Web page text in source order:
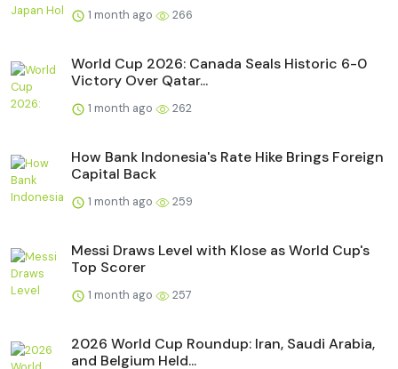
1 month ago 266
World Cup 2026: Canada Seals Historic 6-0
Victory Over Qatar...
1 month ago 262
How Bank Indonesia's Rate Hike Brings Foreign
Capital Back
1 month ago 259
Messi Draws Level with Klose as World Cup's
Top Scorer
1 month ago 257
2026 World Cup Roundup: Iran, Saudi Arabia,
and Belgium Held...